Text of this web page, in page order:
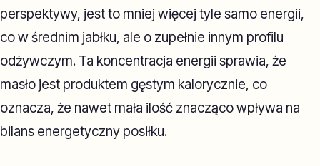
perspektywy, jest to mniej więcej tyle samo energii,
co w średnim jabłku, ale o zupełnie innym profilu
odżywczym. Ta koncentracja energii sprawia, że
masło jest produktem gęstym kalorycznie, co
oznacza, że nawet mała ilość znacząco wpływa na
bilans energetyczny posiłku.